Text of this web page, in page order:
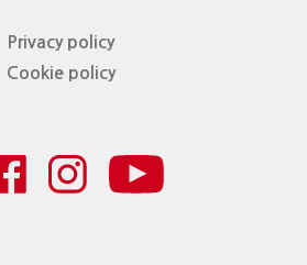
Privacy policy
Cookie policy